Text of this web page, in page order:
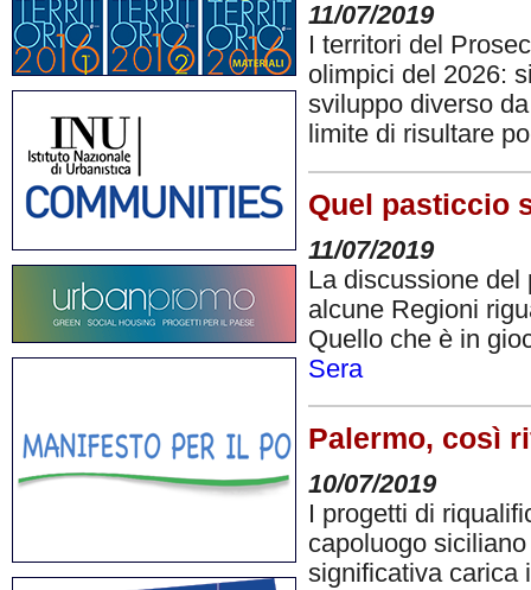
11/07/2019
I territori del
olimpici del 2026:
sviluppo diverso
limite di risultare
Quel pasticcio
11/07/2019
La discussione del
alcune Regioni
Quello che è in
Sera
Palermo, così
10/07/2019
I progetti di
capoluogo
significativa carica